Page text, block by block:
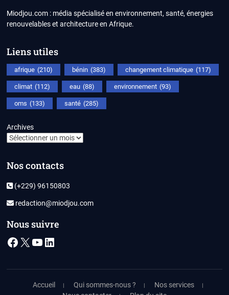
Miodjou.com : média spécialisé en environnement, santé, énergies
renouvelables et architecture en Afrique.
Liens utiles
afrique (210) bénin (383) changement climatique (117)
climat (112) eau (88) environnement (93)
oms (133) santé (285)
Archives
Nos contacts
(+229) 96150803
redaction@miodjou.com
Nous suivre
Facebook
X YouTube
LinkedIn
Accueil Qui sommes-nous ?
Nos services